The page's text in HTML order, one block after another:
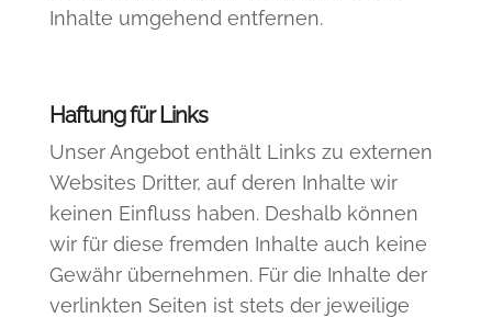
Inhalte umgehend entfernen.
Haftung für Links
Unser Angebot enthält Links zu externen
Websites Dritter, auf deren Inhalte wir
keinen Einfluss haben. Deshalb können
wir für diese fremden Inhalte auch keine
Gewähr übernehmen. Für die Inhalte der
verlinkten Seiten ist stets der jeweilige